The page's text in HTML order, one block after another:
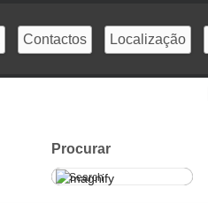
Contactos Localização
Procurar